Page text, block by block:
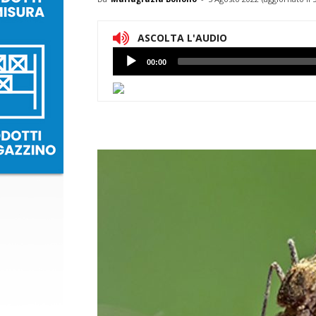
ASCOLTA L'AUDIO
Lettore
Audio
00:00